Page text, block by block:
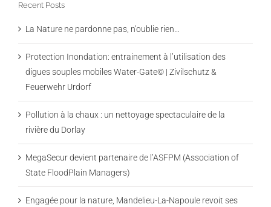
Recent Posts
La Nature ne pardonne pas, n’oublie rien…
Protection Inondation: entrainement à l’utilisation des
digues souples mobiles Water-Gate© | Zivilschutz &
Feuerwehr Urdorf
Pollution à la chaux : un nettoyage spectaculaire de la
rivière du Dorlay
MegaSecur devient partenaire de l’ASFPM (Association of
State FloodPlain Managers)
Engagée pour la nature, Mandelieu-La-Napoule revoit ses